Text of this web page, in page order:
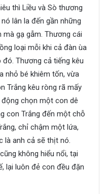
thì Liều và Sò thương
lân la đến gần những
gạ gẫm. Thương cái
loại mỗi khi cả đàn ùa
Thương cả tiếng kêu
nhỏ bé khiêm tốn, vừa
Trắng kêu ròng rã mấy
chọn một con dê
con Trắng đến một chỗ
chỉ chậm một lứa,
là anh cả sẽ thịt nó.
không hiểu nổi, tại
lại luôn đẻ con đều đặn